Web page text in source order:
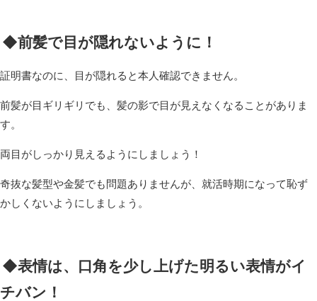
◆前髪で目が隠れないように！
証明書なのに、目が隠れると本人確認できません。
前髪が目ギリギリでも、髪の影で目が見えなくなることがありま
す。
両目がしっかり見えるようにしましょう！
奇抜な髪型や金髪でも問題ありませんが、就活時期になって恥ず
かしくないようにしましょう。
◆表情は、口角を少し上げた明るい表情がイ
チバン！